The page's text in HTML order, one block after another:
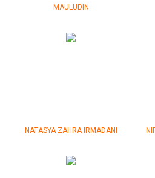
MAULUDIN
NATASYA ZAHRA IRMADANI